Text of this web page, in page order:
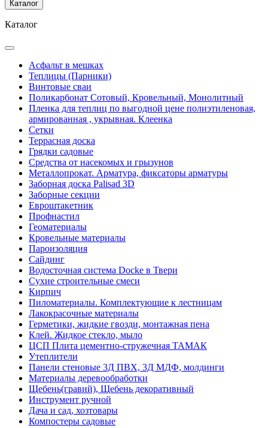
Каталог
Каталог
Асфальт в мешках
Теплицы (Парники)
Винтовые сваи
Поликарбонат Сотовый, Кровельный, Монолитный
Пленка для теплиц по выгодной цене полиэтиленовая,
армированная , укрывная. Клеенка
Сетки
Террасная доска
Грядки садовые
Средства от насекомых и грызунов
Металлопрокат. Арматура, фиксаторы арматуры
Заборная доска Palisad 3D
Заборные секции
Евроштакетник
Профнастил
Геоматериалы
Кровельные материалы
Пароизоляция
Сайдинг
Водосточная система Docke в Твери
Сухие строительные смеси
Кирпич
Пиломатериалы. Комплектующие к лестницам
Лакокрасочные материалы
Герметики, жидкие гвозди, монтажная пена
Клей. Жидкое стекло, мыло
ЦСП Плита цементно-стружечная ТАМАК
Утеплители
Панели стеновые 3Д ПВХ, 3Д МДФ, молдинги
Материалы деревообработки
Щебень(гравий), Щебень декоративный
Инструмент ручной
Дача и сад, хозтовары
Компостеры садовые